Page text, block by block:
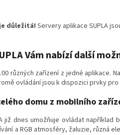
důležitá! Servery aplikace SUPLA
Vám nabízí další
různých zařízení z jedné aplikace.
ovládání jsou k dispozici prvky
domu z mobilního
již dnes umožňuje ovládat
a RGB atmosféry, žaluzie, různá